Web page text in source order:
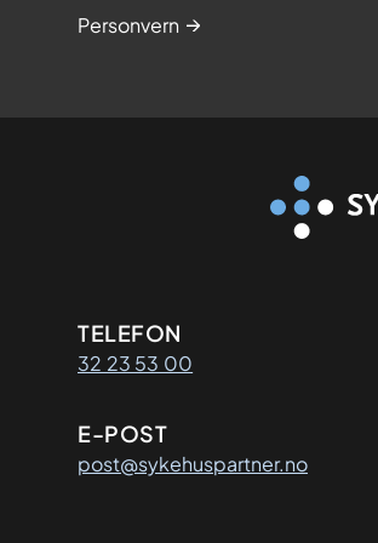
Personvern
TELEFON
32 23 53 00
E-POST
post@sykehuspartner.no